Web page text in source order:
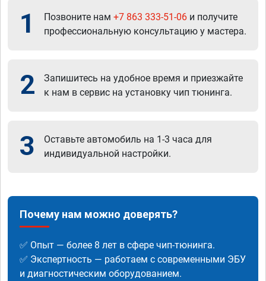
1 Позвоните нам +7 863 333-51-06 и получите
профессиональную консультацию у мастера.
2
Запишитесь на удобное время и приезжайте
к нам в сервис на установку чип тюнинга.
3
Оставьте автомобиль на 1-3 часа для
индивидуальной настройки.
Почему нам можно доверять?
✅ Опыт — более 8 лет в сфере чип-тюнинга.
✅ Экспертность — работаем с современными ЭБУ
и диагностическим оборудованием.